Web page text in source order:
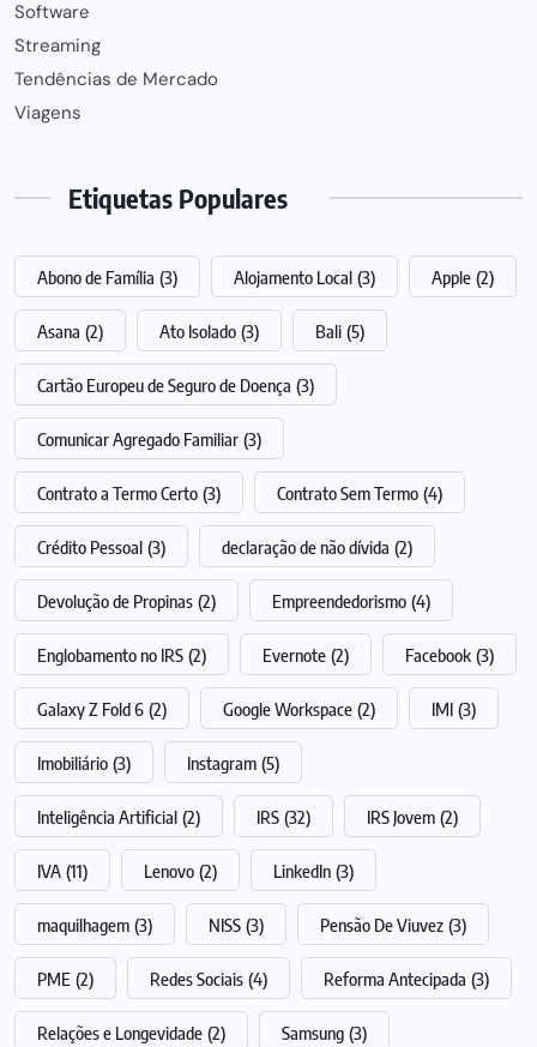
Software
Streaming
Tendências de Mercado
Viagens
Etiquetas Populares
Abono de Família (3) Alojamento Local (3) Apple (2)
Asana (2) Ato Isolado (3) Bali (5)
Cartão Europeu de Seguro de Doença (3)
Comunicar Agregado Familiar (3)
Contrato a Termo Certo (3) Contrato Sem Termo (4)
Crédito Pessoal (3) declaração de não dívida (2)
Devolução de Propinas (2) Empreendedorismo (4)
Englobamento no IRS (2) Evernote (2) Facebook (3)
Galaxy Z Fold 6 (2) Google Workspace (2) IMI (3)
Imobiliário (3) Instagram (5)
Inteligência Artificial (2) IRS (32) IRS Jovem (2)
IVA (11) Lenovo (2) LinkedIn (3)
maquilhagem (3) NISS (3) Pensão De Viuvez (3)
PME (2) Redes Sociais (4) Reforma Antecipada (3)
Relações e Longevidade (2) Samsung (3)